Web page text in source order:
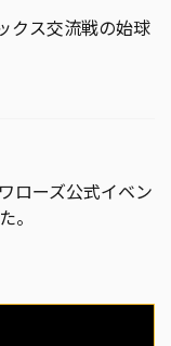
クス交流戦の始球
ローズ公式イベン
。